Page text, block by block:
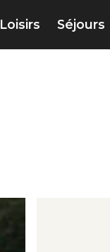
Loisirs Séjours